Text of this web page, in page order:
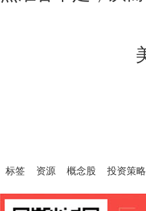
标签 资源 概念股 投资策略